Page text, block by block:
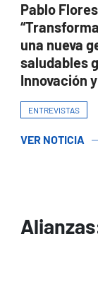
Pablo
una nueva
saludables
Innovación
ENTREVISTAS
VER NOTICIA